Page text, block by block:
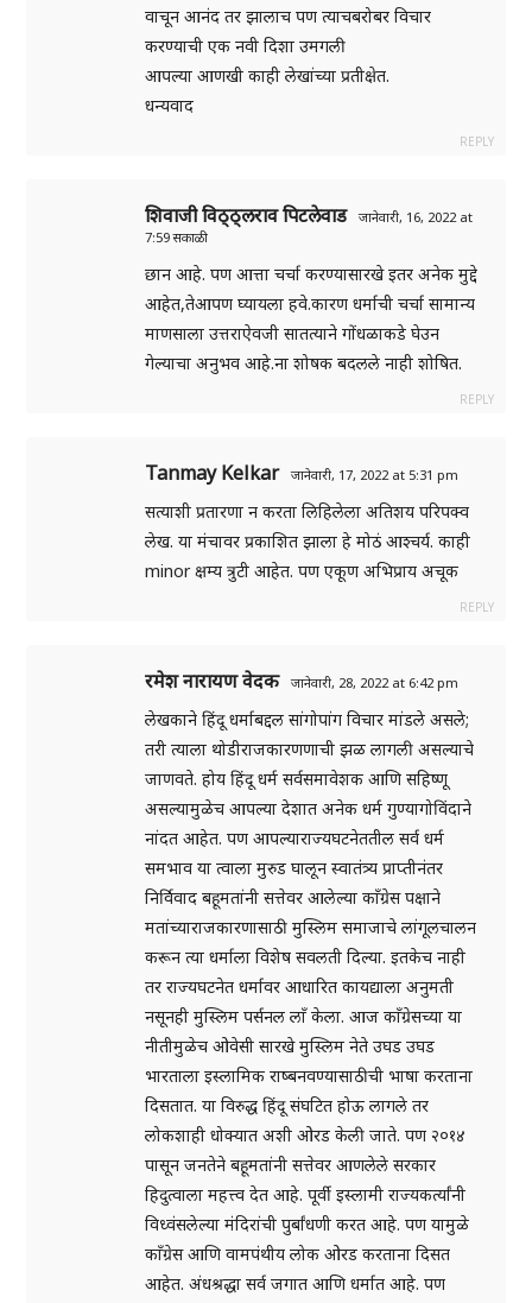
वाचून आनंद तर झालाच पण त्याचबरोबर विचार
करण्याची एक नवी दिशा उमगली
आपल्या आणखी काही लेखांच्या प्रतीक्षेत.
धन्यवाद
REPLY
शिवाजी विठ्ठ्लराव पिटलेवाड
जानेवारी, 16, 2022 at
7:59 सकाळी
छान आहे. पण आत्ता चर्चा करण्यासारखे इतर अनेक मुद्दे
आहेत,तेआपण घ्यायला हवे.कारण धर्माची चर्चा सामान्य
माणसाला उत्तराऐवजी सातत्याने गोंधळाकडे घेउन
गेल्याचा अनुभव आहे.ना शोषक बदलले नाही शोषित.
REPLY
Tanmay Kelkar जानेवारी, 17, 2022 at 5:31 pm
सत्याशी प्रतारणा न करता लिहिलेला अतिशय परिपक्व
लेख. या मंचावर प्रकाशित झाला हे मोठं आश्चर्य. काही
minor क्षम्य त्रुटी आहेत. पण एकूण अभिप्राय अचूक
REPLY
रमेश नारायण वेदक जानेवारी, 28, 2022 at 6:42 pm
लेखकाने हिंदू धर्माबद्दल सांगोपांग विचार मांडले असले;
तरी त्याला थोडीराजकारणणाची झळ लागली असल्याचे
जाणवते. होय हिंदू धर्म सर्वसमावेशक आणि सहिष्णू
असल्यामुळेच आपल्या देशात अनेक धर्म गुण्यागोविंदाने
नांदत आहेत. पण आपल्याराज्यघटनेततील सर्व धर्म
समभाव या त्वाला मुरुड घालून स्वातंत्र्य प्राप्तीनंतर
निर्विवाद बहूमतांनी सत्तेवर आलेल्या काँग्रेस पक्षाने
मतांच्याराजकारणासाठी मुस्लिम समाजाचे लांगूलचालन
करून त्या धर्माला विशेष सवलती दिल्या. इतकेच नाही
तर राज्यघटनेत धर्मावर आधारित कायद्याला अनुमती
नसूनही मुस्लिम पर्सनल लाँ केला. आज काँग्रेसच्या या
नीतीमुळेच ओवेसी सारखे मुस्लिम नेते उघड उघड
भारताला इस्लामिक राष्बनवण्यासाठीची भाषा करताना
दिसतात. या विरुद्ध हिंदू संघटित होऊ लागले तर
लोकशाही धोक्यात अशी ओरड केली जाते. पण २०१४
पासून जनतेने बहूमतांनी सत्तेवर आणलेले सरकार
हिदुत्वाला महत्त्व देत आहे. पूर्वी इस्लामी राज्यकर्त्यांनी
विध्वंसलेल्या मंदिरांची पुर्बांधणी करत आहे. पण यामुळे
काँग्रेस आणि वामपंथीय लोक ओरड करताना दिसत
आहेत. अंधश्रद्धा सर्व जगात आणि धर्मात आहे. पण